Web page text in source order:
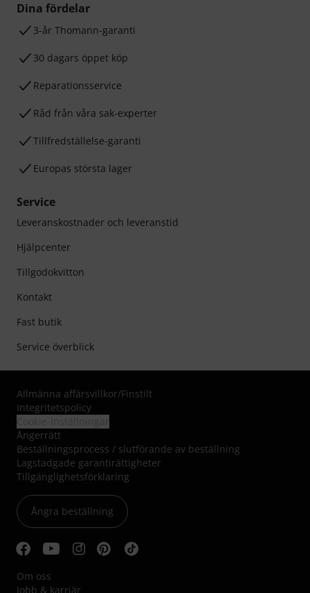
Dina fördelar
3-år Thomann-garanti
30 dagars öppet köp
Reparationsservice
Råd från våra sak-experter
Tillfredställelse-garanti
Europas största lager
Service
Leveranskostnader och leveranstid
Hjälpcenter
Tillgodokvitton
Kontakt
Fast butik
Service överblick
Allmänna affärsvillkor/Finstilt
Integritetspolicy
Ångerrätt
Beställningsprocess / slutförande av beställning
Lagstadgade garantirättigheter
Tillgänglighetsförklaring
Ångra beställning
Om oss
Jobb & karriär